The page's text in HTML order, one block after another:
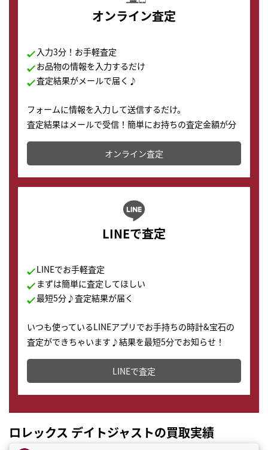
オンライン査定
入力3分！お手軽査定
お品物の情報を入力するだけ
査定結果がメールで届く♪
フォームに情報を入力して送信するだけ。
査定結果はメールで受信！簡単にお持ちの査定金額が分
かります。
オンライン査定
LINEで査定
LINEでお手軽査定
まずは簡単に査定してほしい
最短5分♪査定結果が届く
いつも使っているLINEアプリでお手持ちの時計&宝石の
査定ができちゃいます♪結果を最短5分でお知らせ！
どこからでもすぐに査定金額を知ることが出来ます。
LINEで査定
ロレックス デイトジャストの買取実績